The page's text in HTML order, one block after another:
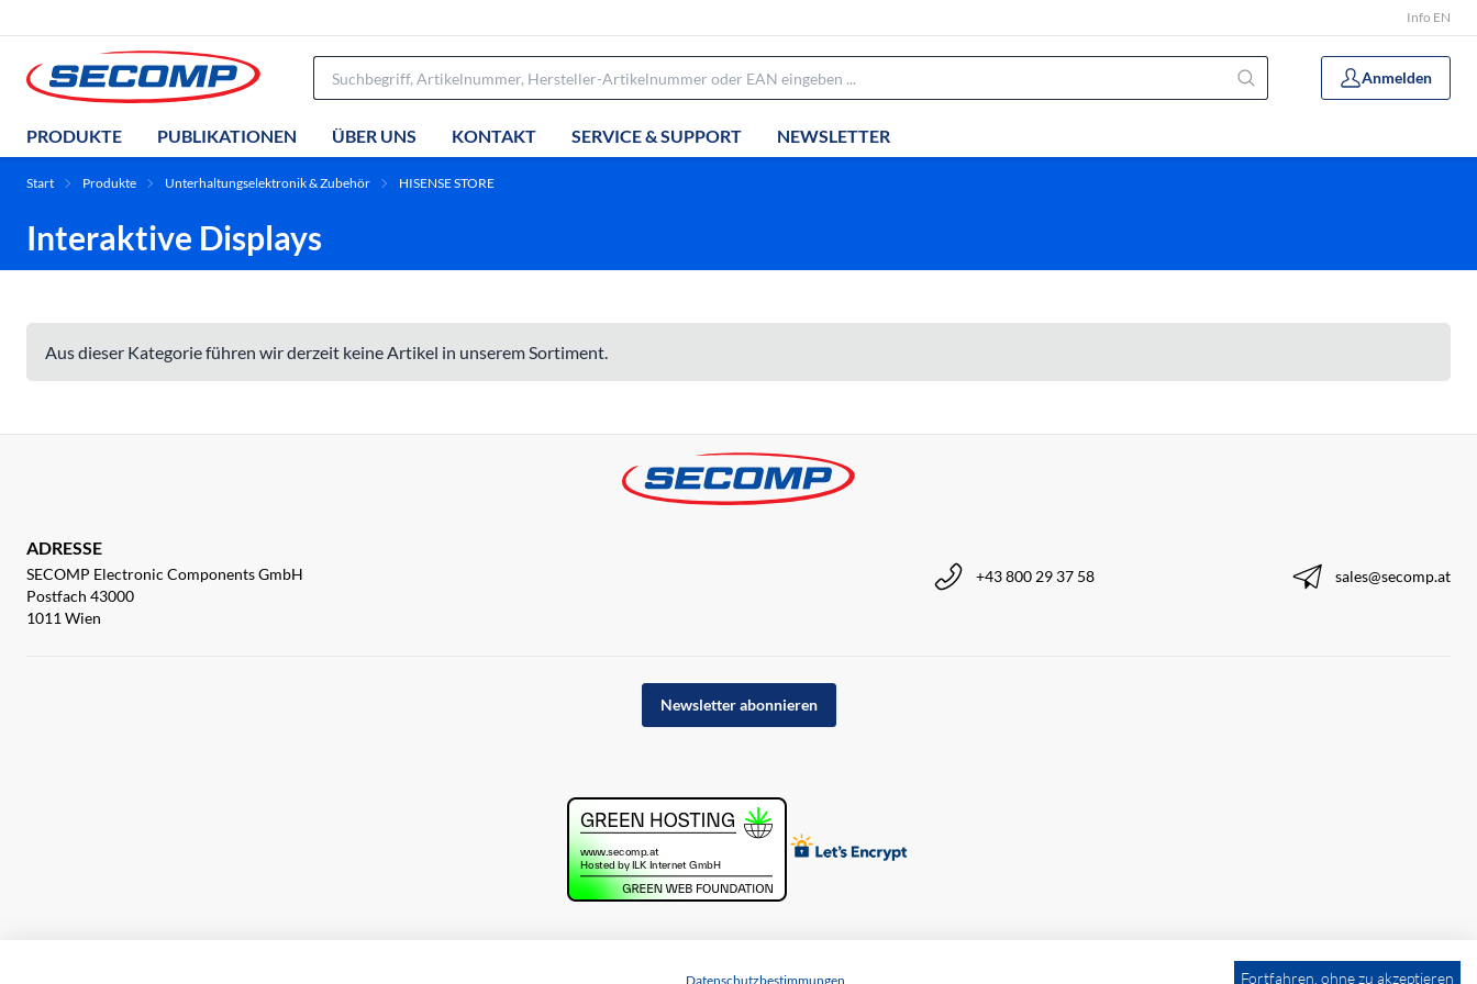
Info EN
Anmelden
PRODUKTE PUBLIKATIONEN ÜBER UNS KONTAKT SERVICE & SUPPORT NEWSLETTER
Start Produkte Unterhaltungselektronik & Zubehör HISENSE STORE
Interaktive Displays
Aus dieser Kategorie führen wir derzeit keine Artikel in unserem Sortiment.
ADRESSE
SECOMP Electronic Components GmbH
Postfach 43000
1011 Wien
+43 800 29 37 58 sales@secomp.at
Newsletter abonnieren
Fortfahren, ohne zu akzeptieren
Datenschutzbestimmungen